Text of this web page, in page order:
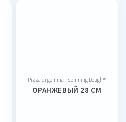
Pizza di gomma - Spinning Dough™
ОРАНЖЕВЫЙ 28 CM